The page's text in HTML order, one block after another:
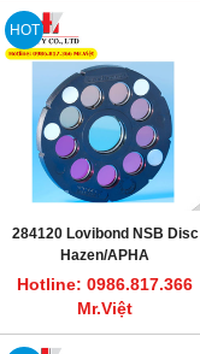
HOT
284120 Lovibond NSB Disc
Hazen/APHA
Hotline: 0986.817.366
Mr.Việt